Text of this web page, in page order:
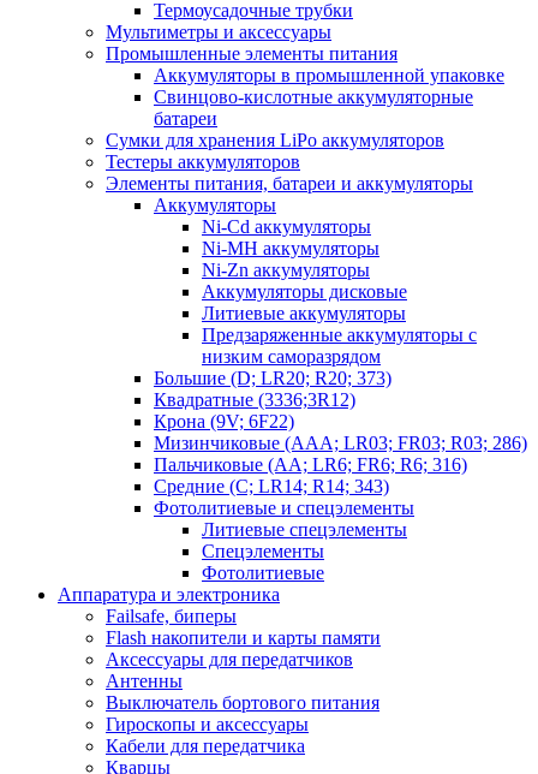
Термоусадочные трубки
Мультиметры и аксессуары
Промышленные элементы питания
Аккумуляторы в промышленной упаковке
Свинцово-кислотные аккумуляторные
батареи
Сумки для хранения LiPo аккумуляторов
Тестеры аккумуляторов
Элементы питания, батареи и аккумуляторы
Аккумуляторы
Ni-Cd аккумуляторы
Ni-MH аккумуляторы
Ni-Zn аккумуляторы
Аккумуляторы дисковые
Литиевые аккумуляторы
Предзаряженные аккумуляторы с
низким саморазрядом
Большие (D; LR20; R20; 373)
Квадратные (3336;3R12)
Крона (9V; 6F22)
Мизинчиковые (AAA; LR03; FR03; R03; 286)
Пальчиковые (AA; LR6; FR6; R6; 316)
Средние (C; LR14; R14; 343)
Фотолитиевые и спецэлементы
Литиевые спецэлементы
Спецэлементы
Фотолитиевые
Аппаратура и электроника
Failsafe, биперы
Flash накопители и карты памяти
Аксессуары для передатчиков
Антенны
Выключатель бортового питания
Гироскопы и аксессуары
Кабели для передатчика
Кварцы